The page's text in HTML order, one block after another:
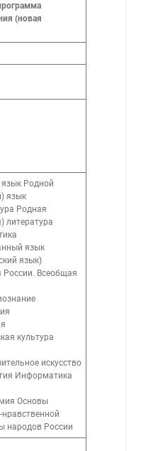
(новая
язык Родной
язык
Родная
литература
язык
язык)
России. Всеобщая
культура
искусство
Информатика
Основы
нравственной
народов России